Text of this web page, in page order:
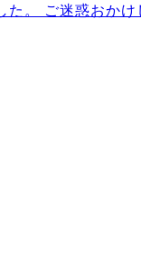
。 ご迷惑おか